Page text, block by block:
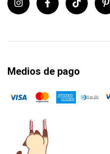
Medios de pago